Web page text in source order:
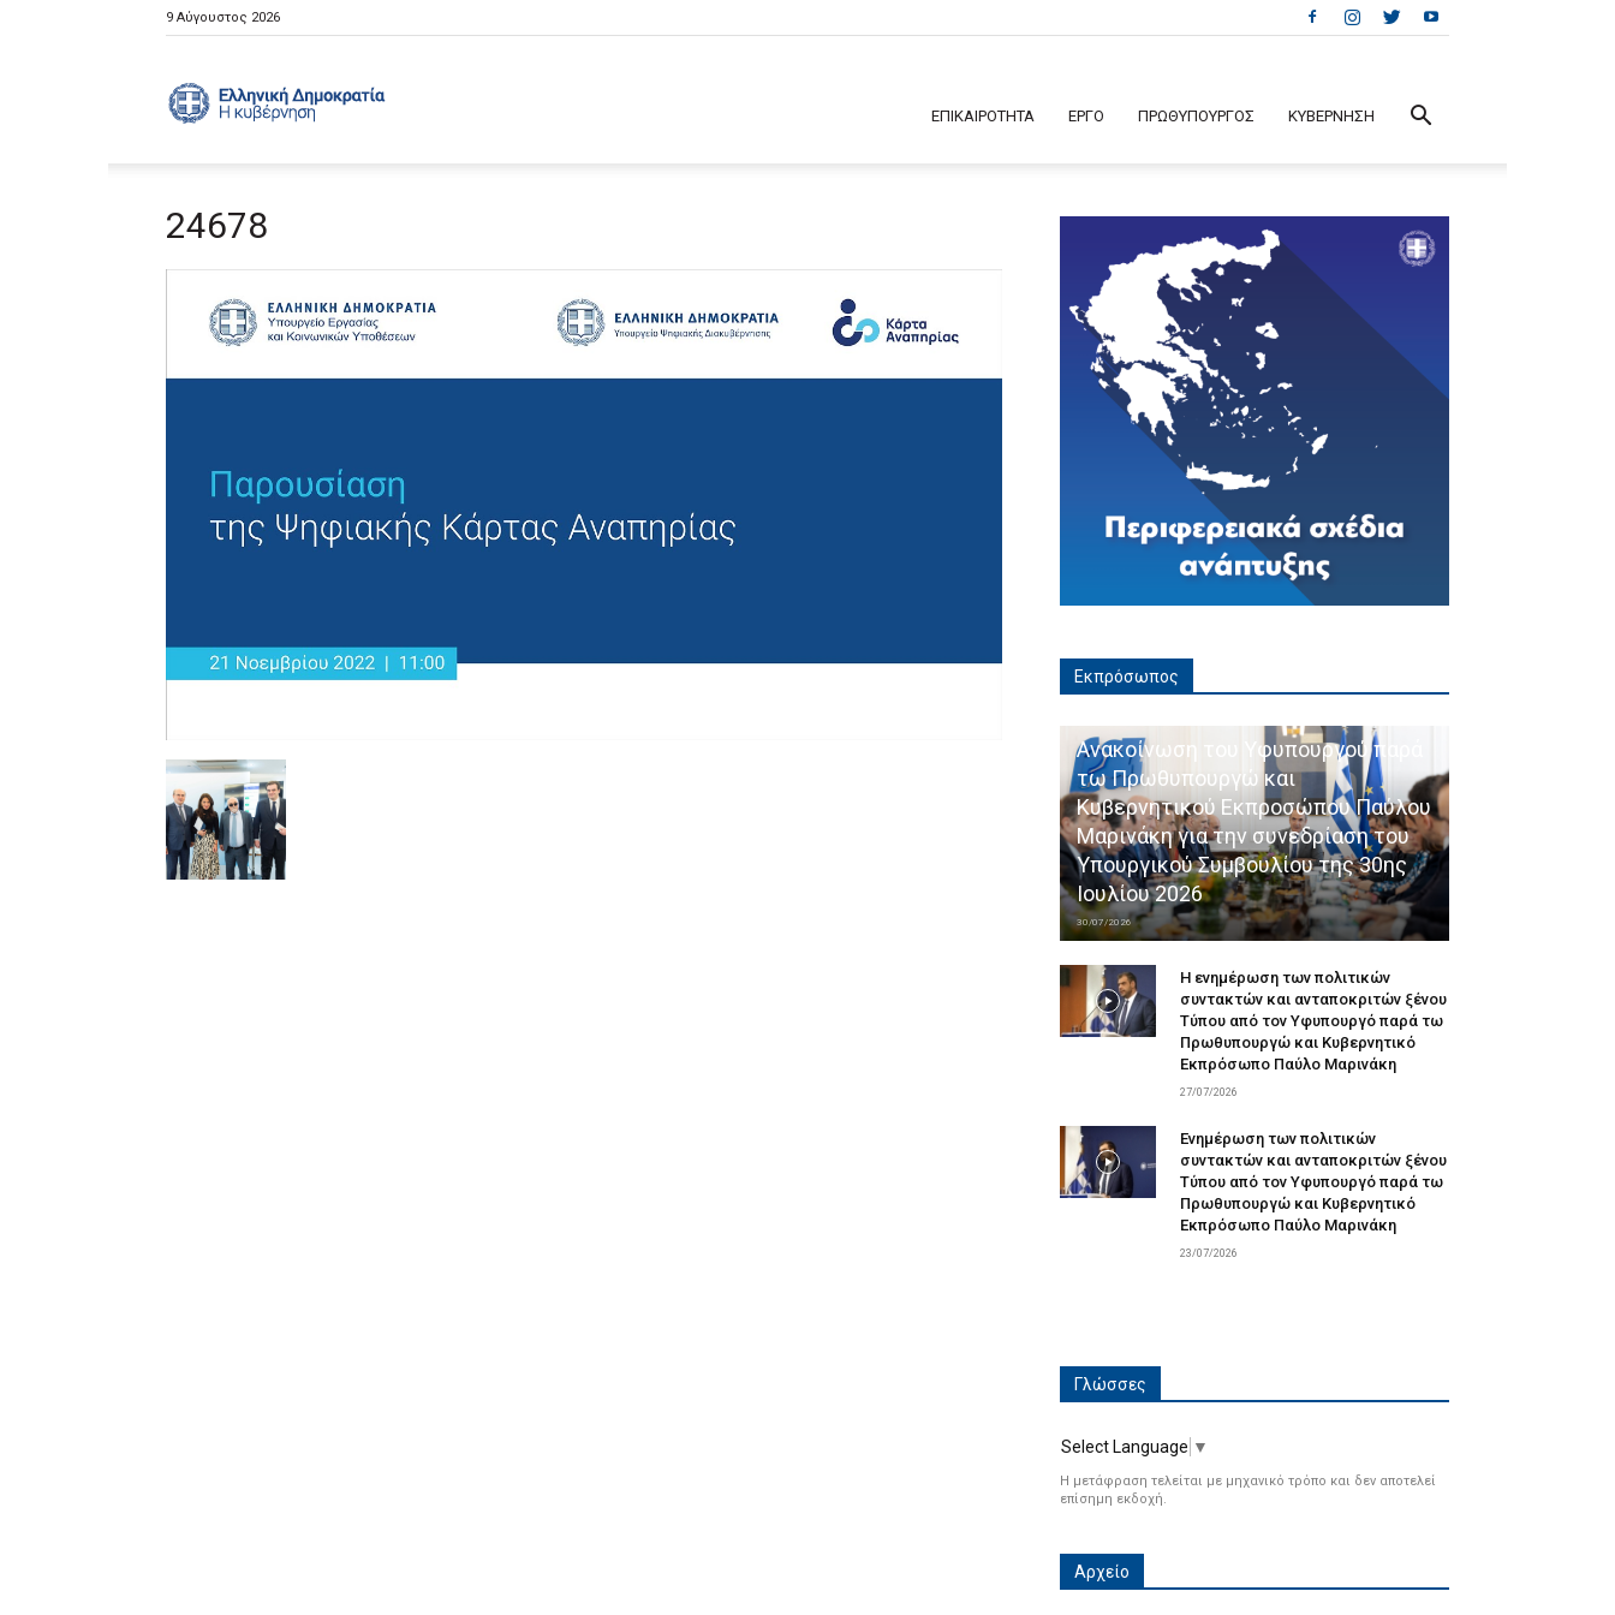
9 Αύγουστος 2026
ΕΠΙΚΑΙΡΟΤΗΤΑ ΕΡΓΟ ΠΡΩΘΥΠΟΥΡΓΟΣ ΚΥΒΕΡΝΗΣΗ
24678
Εκπρόσωπος
Ανακοίνωση του Υφυπουργού παρά
τω Πρωθυπουργώ και
Κυβερνητικού Εκπροσώπου Παύλου
Μαρινάκη για την συνεδρίαση του
Υπουργικού Συμβουλίου της 30ης
Ιουλίου 2026
30/07/2026
Η ενημέρωση των πολιτικών
συντακτών και ανταποκριτών ξένου
Τύπου από τον Υφυπουργό παρά τω
Πρωθυπουργώ και Κυβερνητικό
Εκπρόσωπο Παύλο Μαρινάκη
27/07/2026
Ενημέρωση των πολιτικών
συντακτών και ανταποκριτών ξένου
Τύπου από τον Υφυπουργό παρά τω
Πρωθυπουργώ και Κυβερνητικό
Εκπρόσωπο Παύλο Μαρινάκη
23/07/2026
Γλώσσες
Select Language ▼
Η μετάφραση τελείται με μηχανικό τρόπο και δεν αποτελεί
επίσημη εκδοχή.
Αρχείο